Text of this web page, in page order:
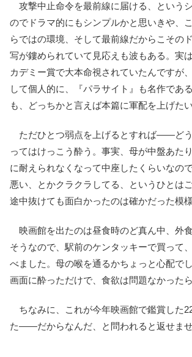
攻撃中止命令を最前線に届ける、という
のでドラマ的にもシンプルかと思いきや、
らではの環境、そして最前線だからこその
写が鏤められていて見応えも波もある。実
カデミー賞で大本命視されていたんですが
して個人的に、『パラサイト』も名作であ
も、どっちかと言えば本篇に軍配を上げたい
ただひとつ弱点を上げるとすれば――どう
ってはけっこう酔う。事実、母が中盤あた
に耐えられなくなって中座したくらいなの
悪い、とかクラクラしてる、というひとは
途中抜けても面白かったのは確かだった模様
映画館を出たのは昼食時のど真ん中、外
そうなので、駅前のケンタッキーで買って
べました。母の喉を通るかちょっと心配で
画面に酔っただけで、食欲は問題なかったら
ちなみに、これが今年映画館で鑑賞した
た――だからなんだ、と問われると返せませ